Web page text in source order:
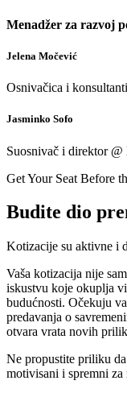
Menadžer za razvoj
Jelena Močević
Osnivačica i
Jasminko Sofo
Suosnivač i direktor @
Get Your Seat Before
Budite dio
Kotizacije su aktivne i
Vaša kotizacija nije
iskustvu koje okuplja
budućnosti. Očekuju
predavanja o
otvara vrata novih
Ne propustite priliku
motivisani i spremni za